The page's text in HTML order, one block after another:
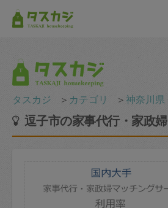
タスカジ ＞ カテゴリ ＞神奈川県
逗子市の家事代行・家政婦